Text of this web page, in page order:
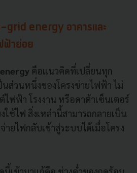
energy อาคารและ
ฟ้าย่อย
คือแนวคิดที่เปลี่ยนทุก
นส่วนหนึ่งของโครงข่ายไฟฟ้า ไม่
ไฟฟ้า โรงงาน หรือดาต้าเซ็นเตอร์
ช้ไฟ สิ่งเหล่านี้สามารถกลายเป็น
ายไฟกลับเข้าสู่ระบบได้เมื่อโครง